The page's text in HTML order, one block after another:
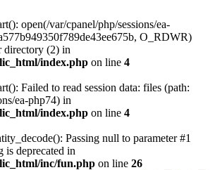
open(/var/cpanel/php/sessions/ea-
O_RDWR)
directory (2) in
index.php on line 4
Failed to read session data: files (path:
ea-php74) in
index.php on line 4
Passing null to parameter #1
is deprecated in
inc/fun.php on line 26